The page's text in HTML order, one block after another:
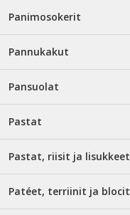
Panimosokerit
Pannukakut
Pansuolat
Pastat
Pastat, riisit ja lisukkeet
Patéet, terriinit ja blocit